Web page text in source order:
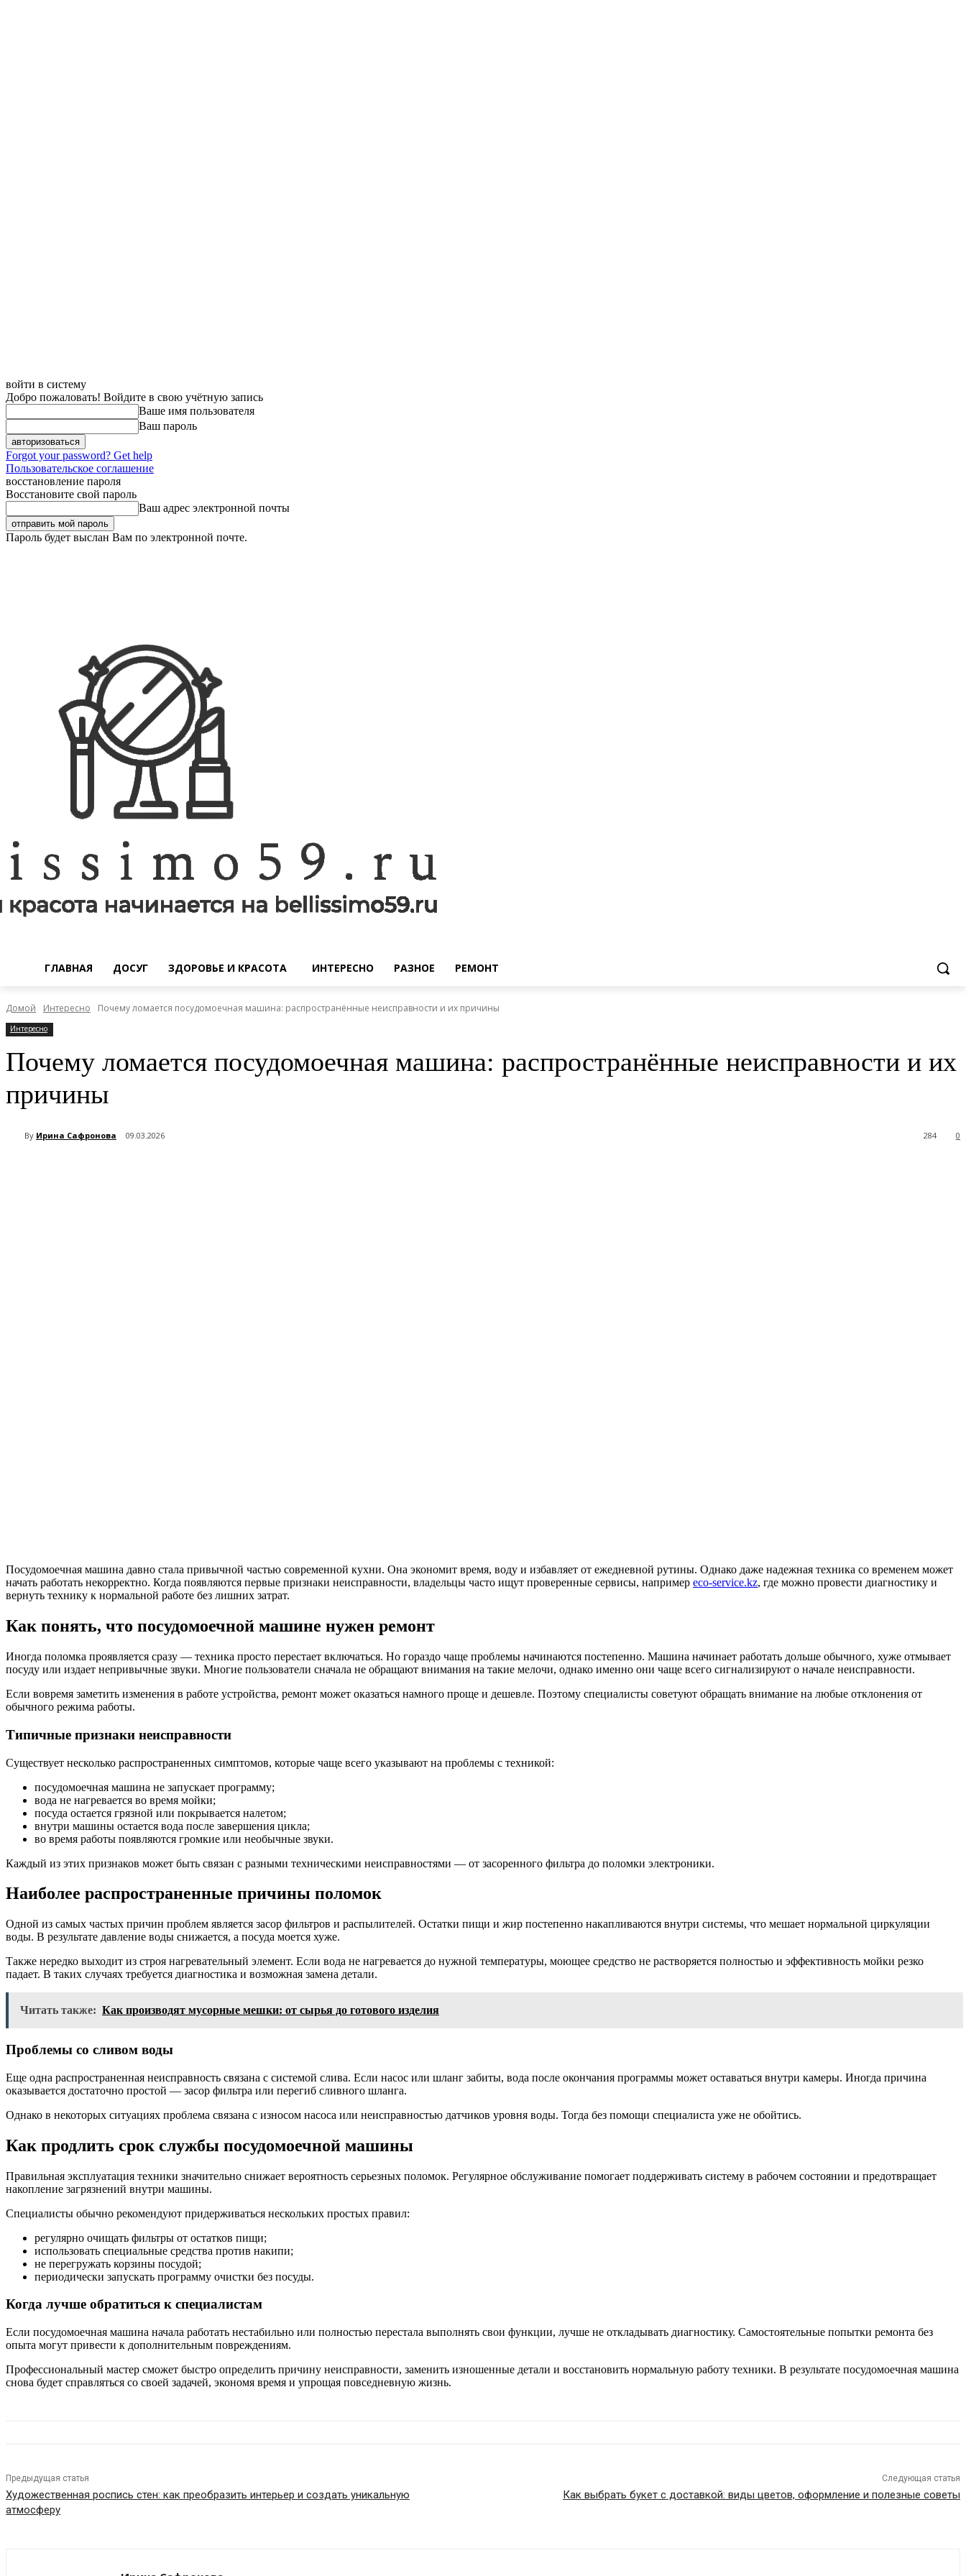
войти в систему
Добро пожаловать! Войдите в свою учётную запись
Ваше имя пользователя
Ваш пароль
Forgot your password? Get help
Пользовательское соглашение
восстановление пароля
Восстановите свой пароль
Ваш адрес электронной почты
Пароль будет выслан Вам по электронной почте.
ГЛАВНАЯ ДОСУГ ЗДОРОВЬЕ И КРАСОТА ИНТЕРЕСНО РАЗНОЕ РЕМОНТ
Домой Интересно Почему ломается посудомоечная машина: распространённые неисправности и их причины
Интересно
Почему ломается посудомоечная машина: распространённые неисправности и их
причины
By Ирина Сафронова 09.03.2026 0
284
Посудомоечная машина давно стала привычной частью современной кухни. Она экономит время, воду и избавляет от ежедневной рутины. Однако даже надежная техника со временем может
начать работать некорректно. Когда появляются первые признаки неисправности, владельцы часто ищут проверенные сервисы, например eco-service.kz, где можно провести диагностику и
вернуть технику к нормальной работе без лишних затрат.
Как понять, что посудомоечной машине нужен ремонт
Иногда поломка проявляется сразу — техника просто перестает включаться. Но гораздо чаще проблемы начинаются постепенно. Машина начинает работать дольше обычного, хуже отмывает
посуду или издает непривычные звуки. Многие пользователи сначала не обращают внимания на такие мелочи, однако именно они чаще всего сигнализируют о начале неисправности.
Если вовремя заметить изменения в работе устройства, ремонт может оказаться намного проще и дешевле. Поэтому специалисты советуют обращать внимание на любые отклонения от
обычного режима работы.
Типичные признаки неисправности
Существует несколько распространенных симптомов, которые чаще всего указывают на проблемы с техникой:
посудомоечная машина не запускает программу;
вода не нагревается во время мойки;
посуда остается грязной или покрывается налетом;
внутри машины остается вода после завершения цикла;
во время работы появляются громкие или необычные звуки.
Каждый из этих признаков может быть связан с разными техническими неисправностями — от засоренного фильтра до поломки электроники.
Наиболее распространенные причины поломок
Одной из самых частых причин проблем является засор фильтров и распылителей. Остатки пищи и жир постепенно накапливаются внутри системы, что мешает нормальной циркуляции
воды. В результате давление воды снижается, а посуда моется хуже.
Также нередко выходит из строя нагревательный элемент. Если вода не нагревается до нужной температуры, моющее средство не растворяется полностью и эффективность мойки резко
падает. В таких случаях требуется диагностика и возможная замена детали.
Читать также: Как производят мусорные мешки: от сырья до готового изделия
Проблемы со сливом воды
Еще одна распространенная неисправность связана с системой слива. Если насос или шланг забиты, вода после окончания программы может оставаться внутри камеры. Иногда причина
оказывается достаточно простой — засор фильтра или перегиб сливного шланга.
Однако в некоторых ситуациях проблема связана с износом насоса или неисправностью датчиков уровня воды. Тогда без помощи специалиста уже не обойтись.
Как продлить срок службы посудомоечной машины
Правильная эксплуатация техники значительно снижает вероятность серьезных поломок. Регулярное обслуживание помогает поддерживать систему в рабочем состоянии и предотвращает
накопление загрязнений внутри машины.
Специалисты обычно рекомендуют придерживаться нескольких простых правил:
регулярно очищать фильтры от остатков пищи;
использовать специальные средства против накипи;
не перегружать корзины посудой;
периодически запускать программу очистки без посуды.
Когда лучше обратиться к специалистам
Если посудомоечная машина начала работать нестабильно или полностью перестала выполнять свои функции, лучше не откладывать диагностику. Самостоятельные попытки ремонта без
опыта могут привести к дополнительным повреждениям.
Профессиональный мастер сможет быстро определить причину неисправности, заменить изношенные детали и восстановить нормальную работу техники. В результате посудомоечная машина
снова будет справляться со своей задачей, экономя время и упрощая повседневную жизнь.
Предыдущая статья
Художественная роспись стен: как преобразить интерьер и создать уникальную
атмосферу
Следующая статья
Как выбрать букет с доставкой: виды цветов, оформление и полезные советы